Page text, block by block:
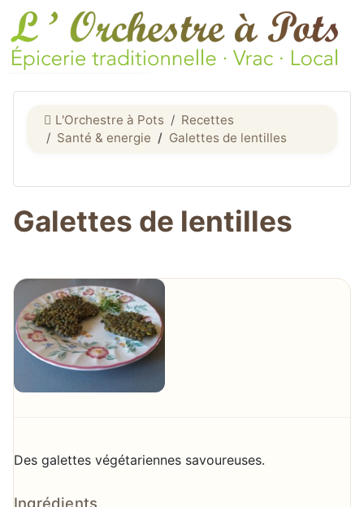
L'Orchestre à Pots
Recettes
Santé & energie
Galettes de lentilles
Galettes de lentilles
Des galettes végétariennes savoureuses.
Ingrédients